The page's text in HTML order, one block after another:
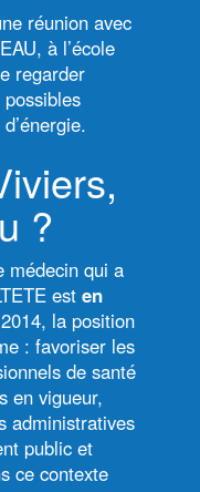
réunion avec
à l’école
regarder
possibles
?
médecin qui a
est en
la position
: favoriser les
de santé
en vigueur,
administratives
public et
ce contexte